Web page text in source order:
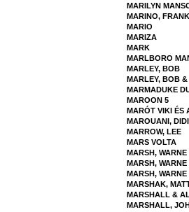
MARILYN
MARINO,
MARIO
MARIZA
MARK
MARLBORO
MARLEY, BOB
MARLEY, BOB
MARMADUKE
MAROON 5
MARÓT VIKI ÉS
MAROUANI,
MARROW, LEE
MARS VOLTA
MARSH, WARNE
MARSH,
MARSH,
MARSHAK,
MARSHALL &
MARSHALL,